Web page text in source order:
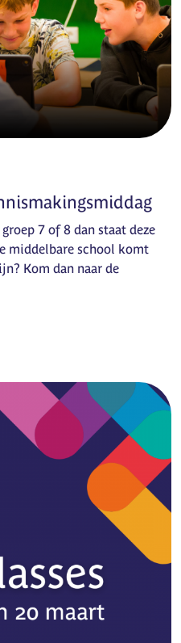
7 of 8 dan staat deze
middelbare school komt
Kom dan naar de